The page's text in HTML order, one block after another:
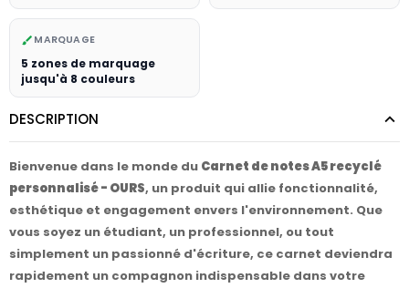
brush MARQUAGE
5 zones de marquage
jusqu'à 8 couleurs
DESCRIPTION
Bienvenue dans le monde du Carnet de notes A5 recyclé
personnalisé - OURS, un produit qui allie fonctionnalité,
esthétique et engagement envers l'environnement. Que
vous soyez un étudiant, un professionnel, ou tout
simplement un passionné d'écriture, ce carnet deviendra
rapidement un compagnon indispensable dans votre